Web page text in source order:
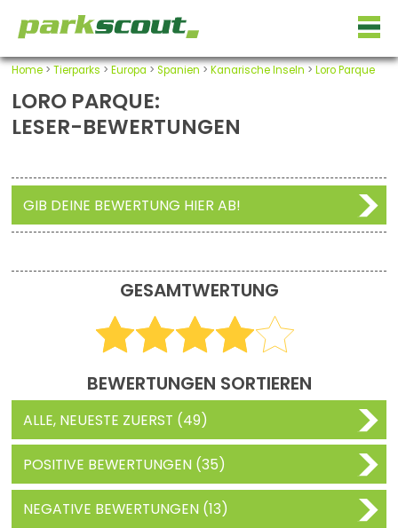
Home> Tierparks > Europa > Spanien > Kanarische Inseln > Loro Parque
LORO PARQUE:
LESER-BEWERTUNGEN
GIB DEINE BEWERTUNG HIER AB!
GESAMTWERTUNG
BEWERTUNGEN SORTIEREN
ALLE, NEUESTE ZUERST (49)
POSITIVE BEWERTUNGEN (35)
NEGATIVE BEWERTUNGEN (13)